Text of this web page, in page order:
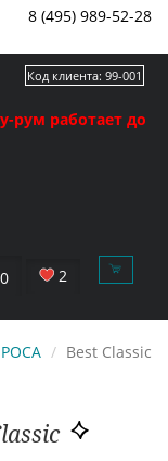
8 (495) 989-52-28
рум работает до
0 2
Код клиента: 99-001
Best Classic